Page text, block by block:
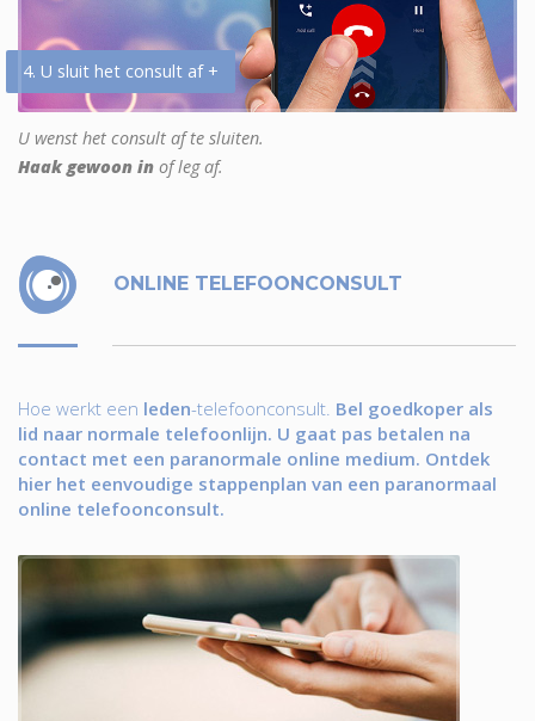
4. U sluit het consult af +
U wenst het consult af te sluiten.
Haak gewoon in of leg af.
ONLINE TELEFOONCONSULT
Hoe werkt een leden-telefoonconsult. Bel goedkoper als
lid naar normale telefoonlijn. U gaat pas betalen na
contact met een paranormale online medium. Ontdek
hier het eenvoudige stappenplan van een paranormaal
online telefoonconsult.